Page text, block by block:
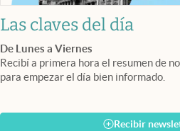
Las claves del día
De Lunes a Viernes
Recibí a primera hora el resumen de
para empezar el día bien informado.
Recibir